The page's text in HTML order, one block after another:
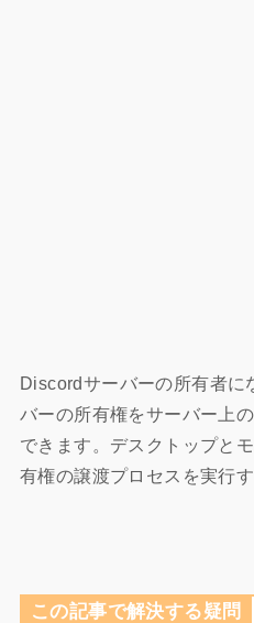
Discordサーバーの所有者に
バーの所有権をサーバー上
できます。 デスクトップと
有権の譲渡プロセスを実行
この記事で解決する疑問